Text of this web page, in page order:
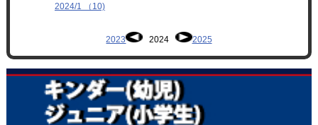
2024/1 （10)
2023 2024 2025